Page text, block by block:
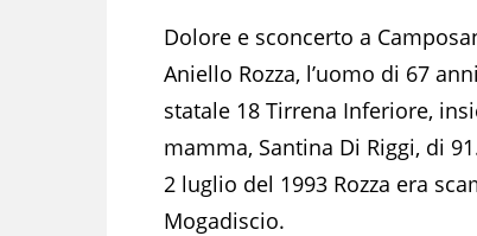
Dolore e sconcerto a
Aniello Rozza, l’uomo di 67
statale 18 Tirrena Inferiore,
mamma, Santina Di Riggi, di
2 luglio del 1993 Rozza era
Mogadiscio.